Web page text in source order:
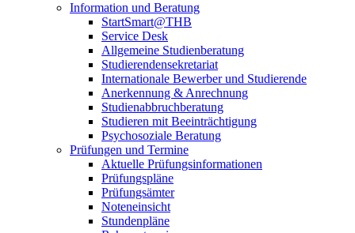
Information und Beratung
StartSmart@THB
Service Desk
Allgemeine Studienberatung
Studierendensekretariat
Internationale Bewerber und Studierende
Anerkennung & Anrechnung
Studienabbruchberatung
Studieren mit Beeinträchtigung
Psychosoziale Beratung
Prüfungen und Termine
Aktuelle Prüfungsinformationen
Prüfungspläne
Prüfungsämter
Noteneinsicht
Stundenpläne